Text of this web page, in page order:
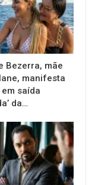
Bezerra, mãe
manifesta
saída
da…